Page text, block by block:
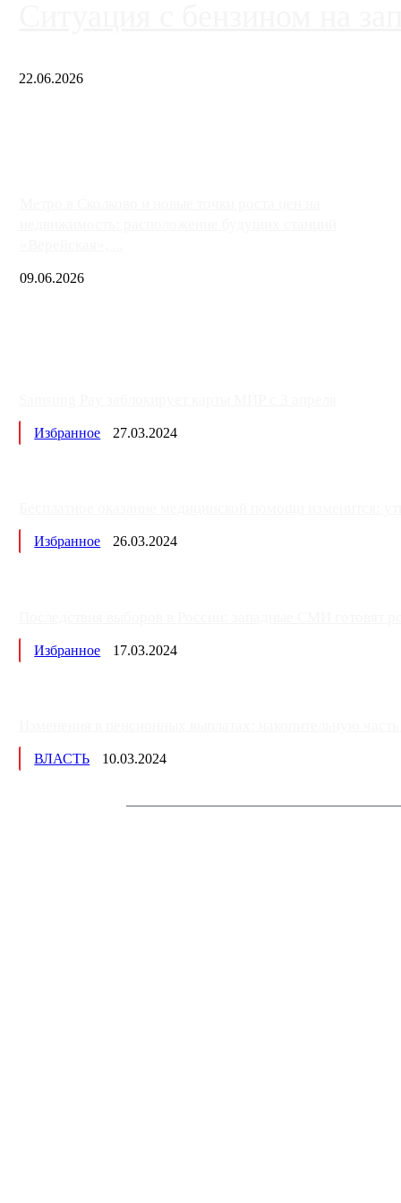
22.06.2026
09.06.2026
Избранное 27.03.2024
Избранное 26.03.2024
Избранное 17.03.2024
ВЛАСТЬ 10.03.2024